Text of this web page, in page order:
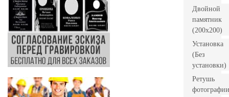
Двойной
памятник
(200х200)
Установка
(Без
установки)
Ретушь
фотографии